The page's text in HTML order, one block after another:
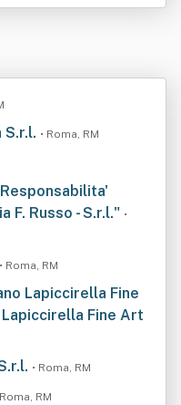
S.r.l. • Roma, RM
F. Russo - S.r.l." •
• Roma, RM
Lapiccirella Fine
Fine Art
• Roma, RM
Roma, RM